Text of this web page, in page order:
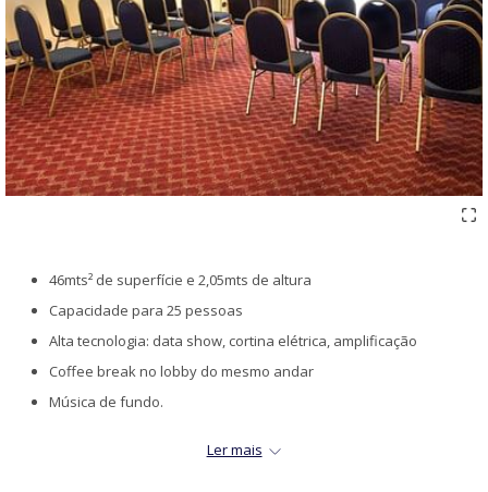
46mts² de superfície e 2,05mts de altura
Capacidade para 25 pessoas
Alta tecnologia: data show, cortina elétrica, amplificação
Coffee break no lobby do mesmo andar
Música de fundo.
Ar condicionado e aquecimento controlados de dentro da sala
Ler mais